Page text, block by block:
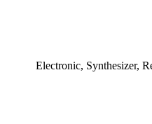
Electronic, Synthesizer,